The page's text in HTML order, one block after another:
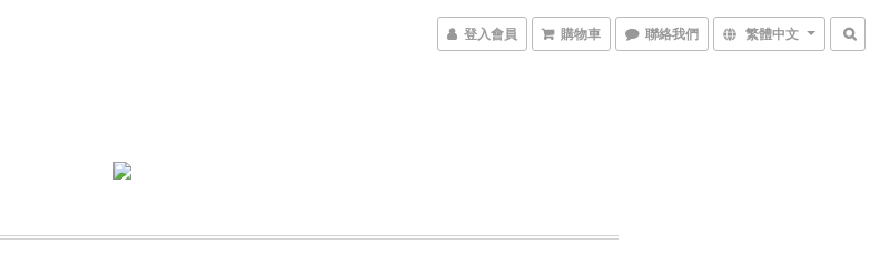
登入會員 購物車 聯絡我們 繁體中文